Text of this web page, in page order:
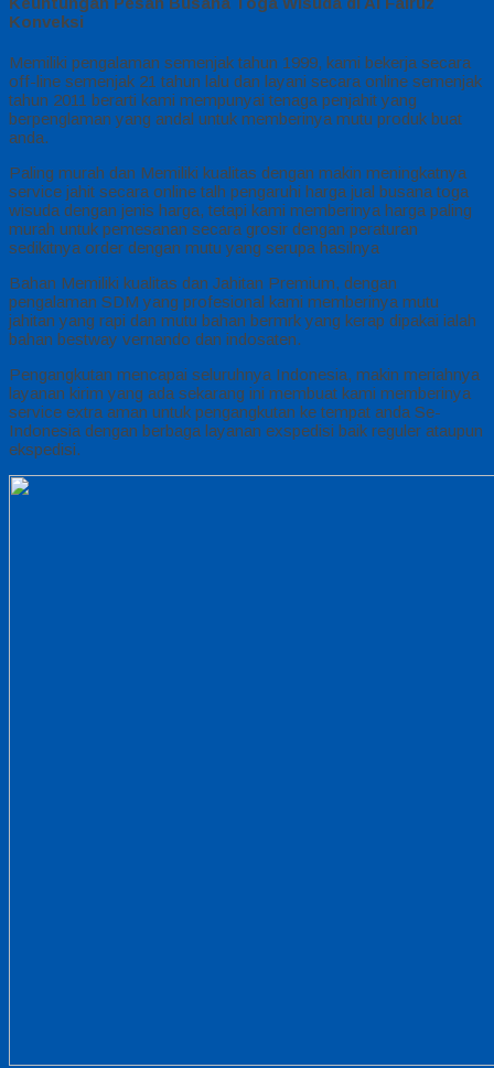
Konveksi
Memiliki pengalaman semenjak tahun 1999, kami bekerja secara
off-line semenjak 21 tahun lalu dan layani secara online semenjak
tahun 2011 berarti kami mempunyai tenaga penjahit yang
berpenglaman yang andal untuk memberinya mutu produk buat
anda.
Paling murah dan Memiliki kualitas dengan makin meningkatnya
service jahit secara online talh pengaruhi harga jual busana toga
wisuda dengan jenis harga, tetapi kami memberinya harga paling
murah untuk pemesanan secara grosir dengan peraturan
sedikitnya order dengan mutu yang serupa hasilnya
Bahan Memiliki kualitas dan Jahitan Premium, dengan
pengalaman SDM yang profesional kami memberinya mutu
jahitan yang rapi dan mutu bahan bermrk yang kerap dipakai ialah
bahan bestway vernando dan indosaten.
Pengangkutan mencapai seluruhnya Indonesia, makin meriahnya
layanan kirim yang ada sekarang ini membuat kami memberinya
service extra aman untuk pengangkutan ke tempat anda Se-
Indonesia dengan berbaga layanan exspedisi baik reguler ataupun
ekspedisi.